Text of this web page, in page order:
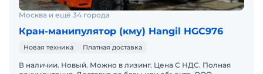
Москва и ещё 34 города
Кран-манипулятор (кму) Hangil HGC976
Новая техника Платная доставка
В наличии. Новый. Можно в лизинг. Цена С НДС. Полная